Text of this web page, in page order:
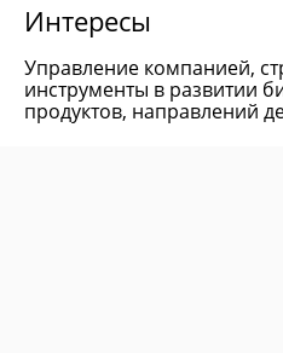
Интересы
Управление компанией,
инструменты в развитии
продуктов, направлений